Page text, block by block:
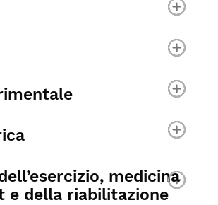
medicina
e della riabilitazione